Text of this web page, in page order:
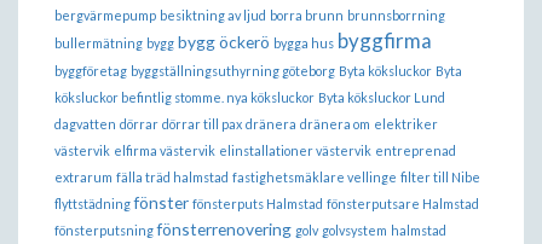
bergvärmepump besiktning av ljud borra brunn brunnsborrning
bullermätning bygg bygg öckerö bygga hus byggfirma
byggföretag byggställningsuthyrning göteborg Byta köksluckor Byta
köksluckor befintlig stomme. nya köksluckor Byta köksluckor Lund
dagvatten dörrar dörrar till pax dränera dränera om elektriker
västervik elfirma västervik elinstallationer västervik entreprenad
extrarum fälla träd halmstad fastighetsmäklare vellinge filter till Nibe
flyttstädning fönster fönsterputs Halmstad fönsterputsare Halmstad
fönsterputsning fönsterrenovering golv golvsystem halmstad